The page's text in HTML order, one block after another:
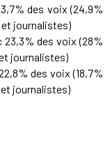
des voix (24,9%
et journalistes)
23,3% des voix (28%
journalistes)
des voix (18,7%
et journalistes)